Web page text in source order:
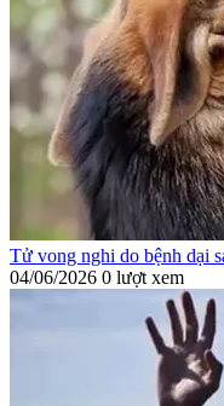
Tử vong nghi do bệnh dại
04/06/2026 0 lượt xem